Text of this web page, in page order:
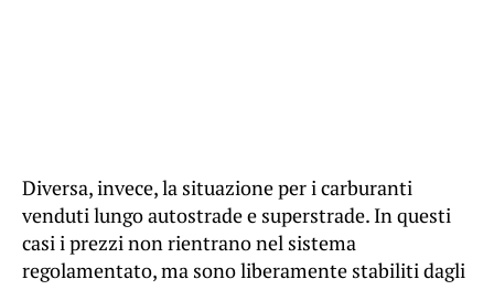
Diversa, invece, la situazione per i carburanti
venduti lungo autostrade e superstrade. In questi
casi i prezzi non rientrano nel sistema
regolamentato, ma sono liberamente stabiliti dagli